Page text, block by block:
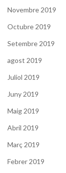
Novembre 2019
Octubre 2019
Setembre 2019
agost 2019
Juliol 2019
Juny 2019
Maig 2019
Abril 2019
Març 2019
Febrer 2019